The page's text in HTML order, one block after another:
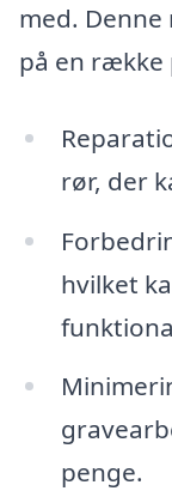
med.
på en række
rør, der
hvilket
penge.